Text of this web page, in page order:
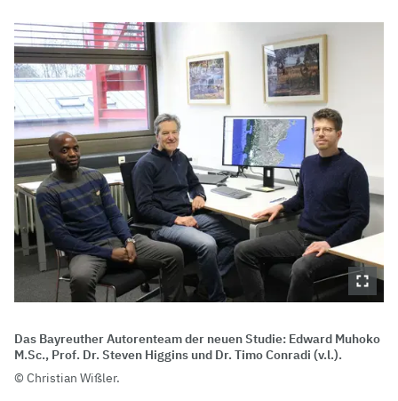
Das Bayreuther Autorenteam der neuen Studie: Edward Muhoko
M.Sc., Prof. Dr. Steven Higgins und Dr. Timo Conradi (v.l.).
Christian Wißler.